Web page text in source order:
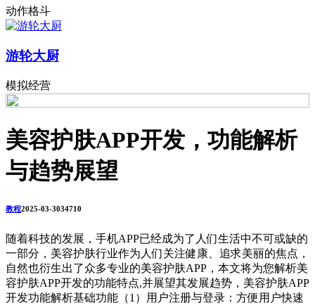
动作格斗
游轮大厨
模拟经营
美容护肤APP开发，功能解析
与趋势展望
教程2025-03-3034710
随着科技的发展，手机APP已经成为了人们生活中不可或缺的
一部分，美容护肤行业作为人们关注健康、追求美丽的焦点，
自然也衍生出了众多专业的美容护肤APP，本文将为您解析美
容护肤APP开发的功能特点,并展望其发展趋势，美容护肤APP
开发功能解析基础功能（1）用户注册与登录：方便用户快速